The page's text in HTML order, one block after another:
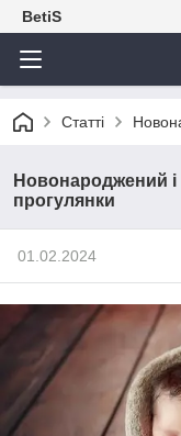
BetiS
Статті
Новонароджений
прогулянки
01.02.2024